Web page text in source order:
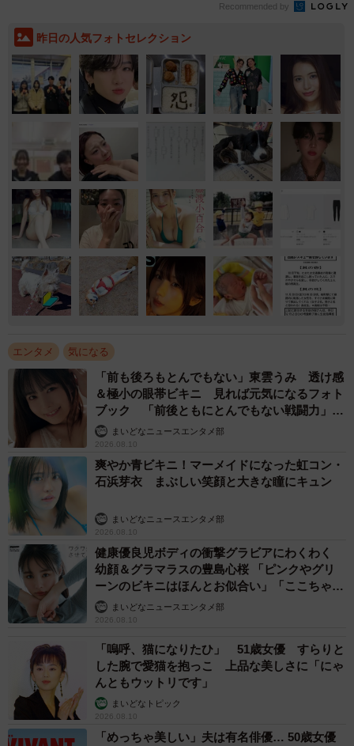
Recommended by
昨日の人気フォトセレクション
エンタメ 気になる
「前も後ろもとんでもない」東雲うみ 透け感
＆極小の眼帯ビキニ 見れば元気になるフォト
ブック 「前後ともにとんでもない戦闘力」
「桃ダイナマイトがすごい」
まいどなニュースエンタメ部
2026.08.10
爽やか青ビキニ！マーメイドになった虹コン・
石浜芽衣 まぶしい笑顔と大きな瞳にキュン
まいどなニュースエンタメ部
2026.08.10
健康優良児ボディの衝撃グラビアにわくわく
幼顔＆グラマラスの豊島心桜 「ピンクやグリ
ーンのビキニはほんとお似合い」「ここちゃん
天使 また可愛くなった」
まいどなニュースエンタメ部
2026.08.10
「嗚呼、猫になりたひ」 51歳女優 すらりと
した腕で愛猫を抱っこ 上品な美しさに「にゃ
んともウットリです」
まいどなトピック
2026.08.10
「めっちゃ美しい」夫は有名俳優… 50歳女優